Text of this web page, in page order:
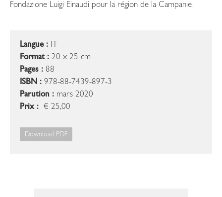
Fondazione Luigi Einaudi pour la région de la Campanie.
Langue : IT
Format : 20 x 25 cm
Pages : 88
ISBN : 978-88-7439-897-3
Parution : mars 2020
Prix : € 25,00
Download PDF